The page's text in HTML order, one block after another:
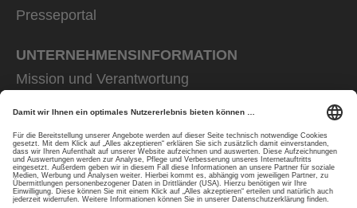
Presseportal
UNTERNEHMENS­INFORMATION
Mission und Verantwortung
Rainer Winter Stiftung
Karriere